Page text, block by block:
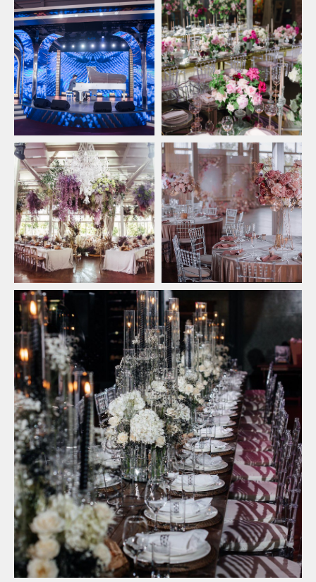
Вместимость: банкет-400гостей,
фуршет-800гостей
Площадь ресторана-1000м2
Круглогодичный режим работы
Огромная терраса с видом на
"Живописную бухту"
Прямой выход с террасы к яхт-клубу
Большая сцена
Камин
2 барные стойки